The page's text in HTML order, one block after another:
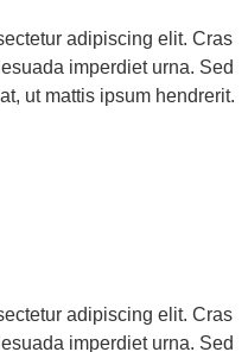
adipiscing elit. Cras
imperdiet urna. Sed
ut mattis ipsum hendrerit.
adipiscing elit. Cras
imperdiet urna. Sed